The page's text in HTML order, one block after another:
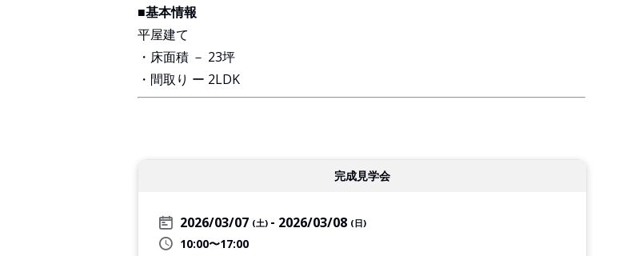
■基本情報
平屋建て
・床面積 － 23坪
・間取り ー 2LDK
完成見学会
2026/03/07 (土) 2026/03/08 (日)
10:00〜17:00